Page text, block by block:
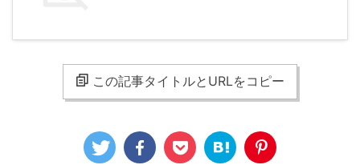
この記事タイトルとURLをコピー